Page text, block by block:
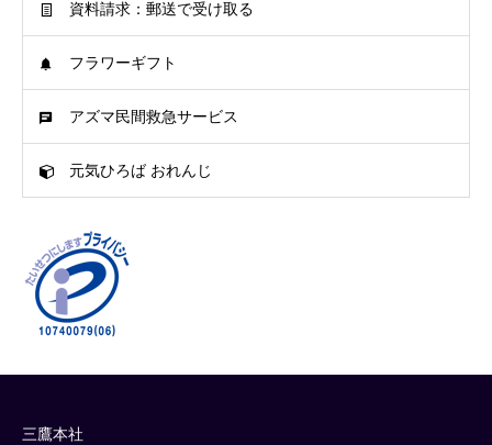
資料請求：郵送で受け取る
フラワーギフト
アズマ民間救急サービス
元気ひろば おれんじ
三鷹本社